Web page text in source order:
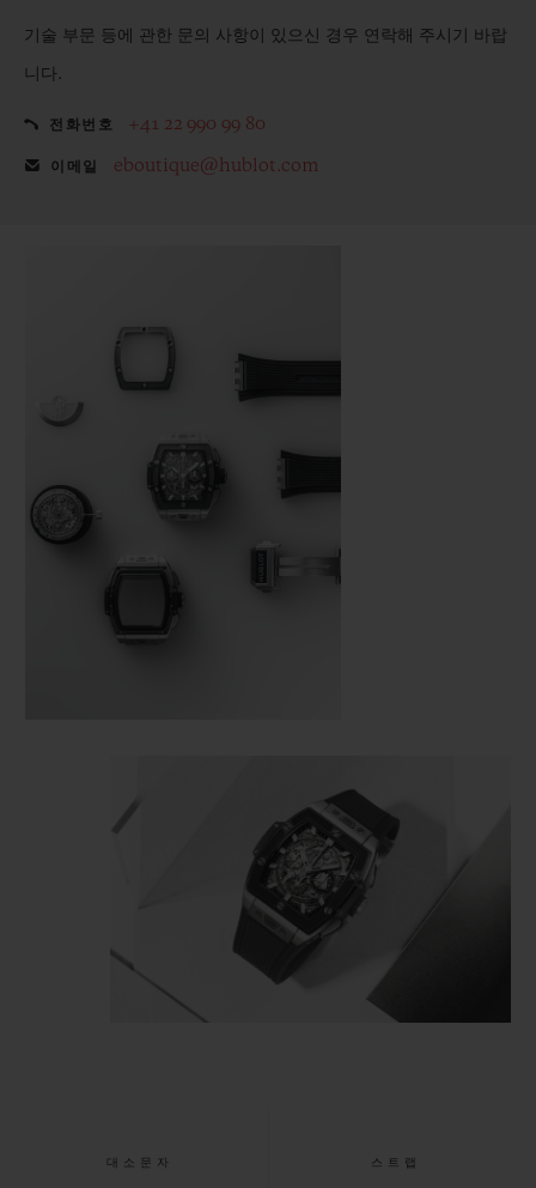
기술 부문 등에 관한 문의 사항이 있으신 경우 연락해 주시기 바랍
니다.
전화번호 +41 22 990 99 80
이메일 eboutique@hublot.com
대소문자 스트랩